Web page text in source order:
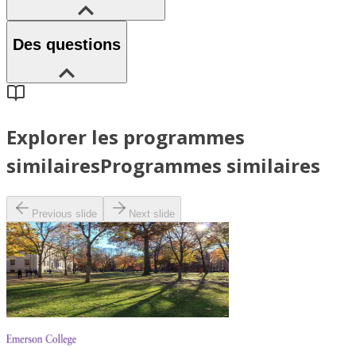
Des questions
Explorer les programmes
similairesProgrammes similaires
Previous slide Next slide